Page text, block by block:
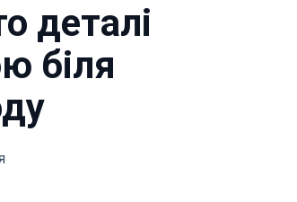
деталі
біля